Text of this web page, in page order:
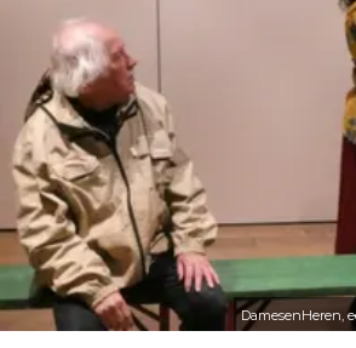
DamesenHeren,